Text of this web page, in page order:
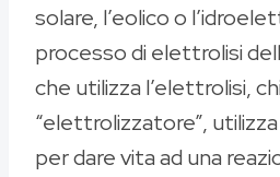
solare, l’eolico o
processo di elettrolisi
che utilizza l’elettrolisi,
“elettrolizzatore”,
per dare vita ad una